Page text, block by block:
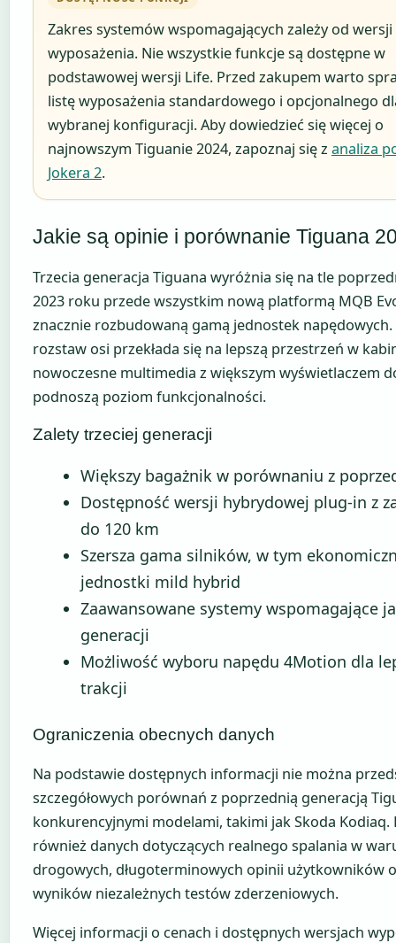
Zakres systemów wspomagających zależy od wersji
wyposażenia. Nie wszystkie funkcje są dostępne w
podstawowej wersji Life. Przed zakupem warto
listę wyposażenia standardowego i opcjonalnego
wybranej konfiguracji. Aby dowiedzieć się więcej o
najnowszym Tiguanie 2024, zapoznaj się z analiza
Jokera 2.
Jakie są opinie i porównanie Tiguana
Trzecia generacja Tiguana wyróżnia się na tle
2023 roku przede wszystkim nową platformą MQB
znacznie rozbudowaną gamą jednostek napędowych.
rozstaw osi przekłada się na lepszą przestrzeń w
nowoczesne multimedia z większym wyświetlaczem
podnoszą poziom funkcjonalności.
Zalety trzeciej generacji
Większy bagażnik w porównaniu z
Dostępność wersji hybrydowej plug-in z
do 120 km
Szersza gama silników, w tym
jednostki mild hybrid
Zaawansowane systemy wspomagające
generacji
Możliwość wyboru napędu 4Motion dla
trakcji
Ograniczenia obecnych danych
Na podstawie dostępnych informacji nie można
szczegółowych porównań z poprzednią generacją
konkurencyjnymi modelami, takimi jak Skoda Kodiaq.
również danych dotyczących realnego spalania w
drogowych, długoterminowych opinii użytkowników
wyników niezależnych testów zderzeniowych.
Więcej informacji o cenach i dostępnych wersjach